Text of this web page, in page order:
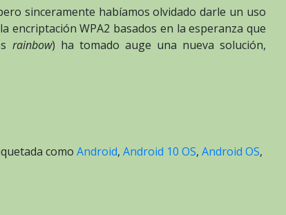
sinceramente habíamos olvidado darle un uso
encriptación WPA2 basados en la esperanza que
rainbow) ha tomado auge una nueva solución,
como Android, Android 10 OS, Android OS,